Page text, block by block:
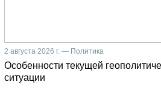
2 августа 2026 г. — Политика
Особенности текущей
ситуации